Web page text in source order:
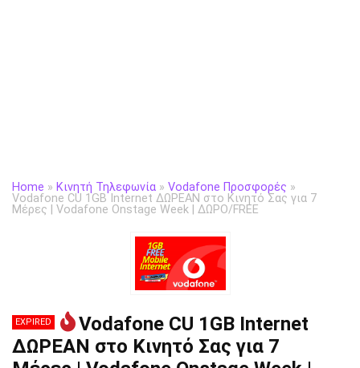
Home » Κινητή Τηλεφωνία » Vodafone Προσφορές »
Vodafone CU 1GB Internet ΔΩΡΕΑΝ στο Κινητό Σας για 7
Μέρες | Vodafone Onstage Week | ΔΩΡΟ/FREE
EXPIRED
Vodafone CU 1GB Internet
ΔΩΡΕΑΝ στο Κινητό Σας για 7